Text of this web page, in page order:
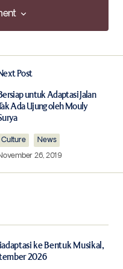
*
Post
untuk Adaptasi Jalan
Ada Ujung oleh Mouly
Culture
News
26, 2019
ke Bentuk Musikal,
2026